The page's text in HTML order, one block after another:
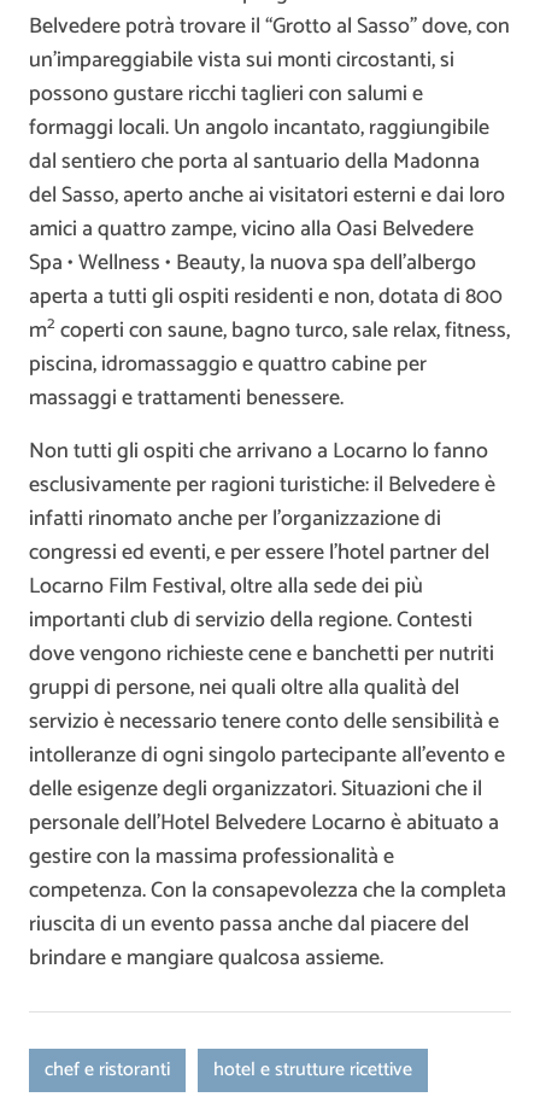
Belvedere potrà trovare il “Grotto al Sasso” dove, con
un’impareggiabile vista sui monti circostanti, si
possono gustare ricchi taglieri con salumi e
formaggi locali. Un angolo incantato, raggiungibile
dal sentiero che porta al santuario della Madonna
del Sasso, aperto anche ai visitatori esterni e dai loro
amici a quattro zampe, vicino alla Oasi Belvedere
Spa • Wellness • Beauty, la nuova spa dell’albergo
aperta a tutti gli ospiti residenti e non, dotata di 800
m2 coperti con saune, bagno turco, sale relax, fitness,
piscina, idromassaggio e quattro cabine per
massaggi e trattamenti benessere.
Non tutti gli ospiti che arrivano a Locarno lo fanno
esclusivamente per ragioni turistiche: il Belvedere è
infatti rinomato anche per l’organizzazione di
congressi ed eventi, e per essere l’hotel partner del
Locarno Film Festival, oltre alla sede dei più
importanti club di servizio della regione. Contesti
dove vengono richieste cene e banchetti per nutriti
gruppi di persone, nei quali oltre alla qualità del
servizio è necessario tenere conto delle sensibilità e
intolleranze di ogni singolo partecipante all’evento e
delle esigenze degli organizzatori. Situazioni che il
personale dell’Hotel Belvedere Locarno è abituato a
gestire con la massima professionalità e
competenza. Con la consapevolezza che la completa
riuscita di un evento passa anche dal piacere del
brindare e mangiare qualcosa assieme.
chef e ristoranti
hotel e strutture ricettive